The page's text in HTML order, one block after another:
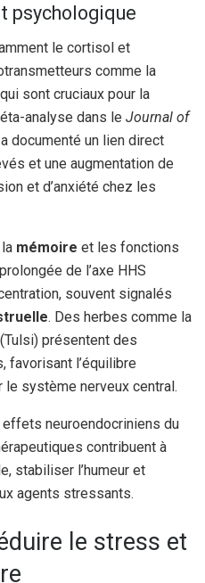
psychologique
le cortisol et
comme la
sont cruciaux pour la
analyse dans le Journal of
a documenté un lien direct
et une augmentation de
et d’anxiété chez les
mémoire et les fonctions
de l’axe HHS
souvent signalés
. Des herbes comme la
présentent des
favorisant l’équilibre
système nerveux central.
effets neuroendocriniens du
contribuent à
stabiliser l’humeur et
agents stressants.
le stress et